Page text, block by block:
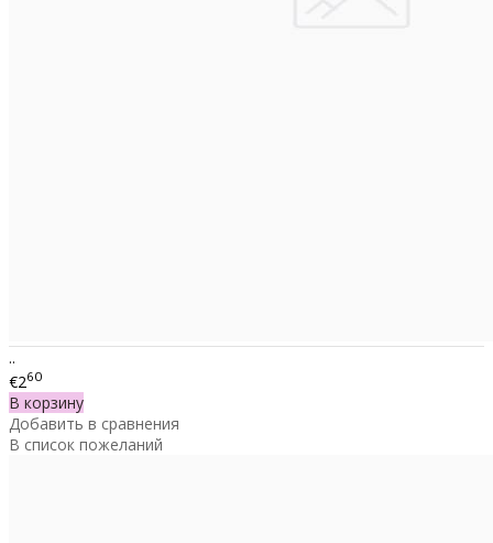
..
€260
В корзину
Добавить в сравнения
В список пожеланий